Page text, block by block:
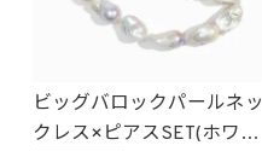
ビッグバロックパールネッ
クレス×ピアスSET(ホワイ